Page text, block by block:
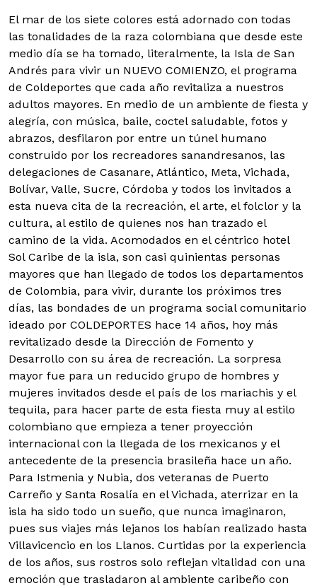
El mar de los siete colores está adornado con todas
las tonalidades de la raza colombiana que desde este
medio día se ha tomado, literalmente, la Isla de San
Andrés para vivir un NUEVO COMIENZO, el programa
de Coldeportes que cada año revitaliza a nuestros
adultos mayores. En medio de un ambiente de fiesta y
alegría, con música, baile, coctel saludable, fotos y
abrazos, desfilaron por entre un túnel humano
construido por los recreadores sanandresanos, las
delegaciones de Casanare, Atlántico, Meta, Vichada,
Bolívar, Valle, Sucre, Córdoba y todos los invitados a
esta nueva cita de la recreación, el arte, el folclor y la
cultura, al estilo de quienes nos han trazado el
camino de la vida. Acomodados en el céntrico hotel
Sol Caribe de la isla, son casi quinientas personas
mayores que han llegado de todos los departamentos
de Colombia, para vivir, durante los próximos tres
días, las bondades de un programa social comunitario
ideado por COLDEPORTES hace 14 años, hoy más
revitalizado desde la Dirección de Fomento y
Desarrollo con su área de recreación. La sorpresa
mayor fue para un reducido grupo de hombres y
mujeres invitados desde el país de los mariachis y el
tequila, para hacer parte de esta fiesta muy al estilo
colombiano que empieza a tener proyección
internacional con la llegada de los mexicanos y el
antecedente de la presencia brasileña hace un año.
Para Istmenia y Nubia, dos veteranas de Puerto
Carreño y Santa Rosalía en el Vichada, aterrizar en la
isla ha sido todo un sueño, que nunca imaginaron,
pues sus viajes más lejanos los habían realizado hasta
Villavicencio en los Llanos. Curtidas por la experiencia
de los años, sus rostros solo reflejan vitalidad con una
emoción que trasladaron al ambiente caribeño con